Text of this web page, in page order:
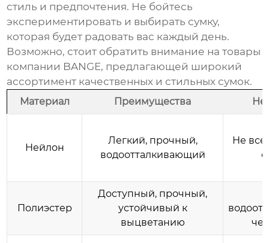
стиль и предпочтения. Не бойтесь
экспериментировать и выбирать сумку,
которая будет радовать вас каждый день.
Возможно, стоит обратить внимание на товары
компании BANGE, предлагающей широкий
ассортимент качественных и стильных сумок.
Материал Преимущества
Нейлон
Легкий, прочный,
водоотталкивающий
Не
Полиэстер
Доступный, прочный,
устойчивый к
выцветанию